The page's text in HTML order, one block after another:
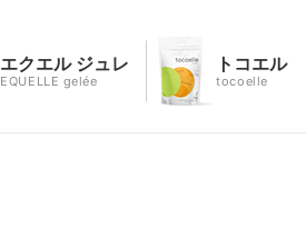
エクエル ジュレ
EQUELLE gelée
トコエル
tocoelle